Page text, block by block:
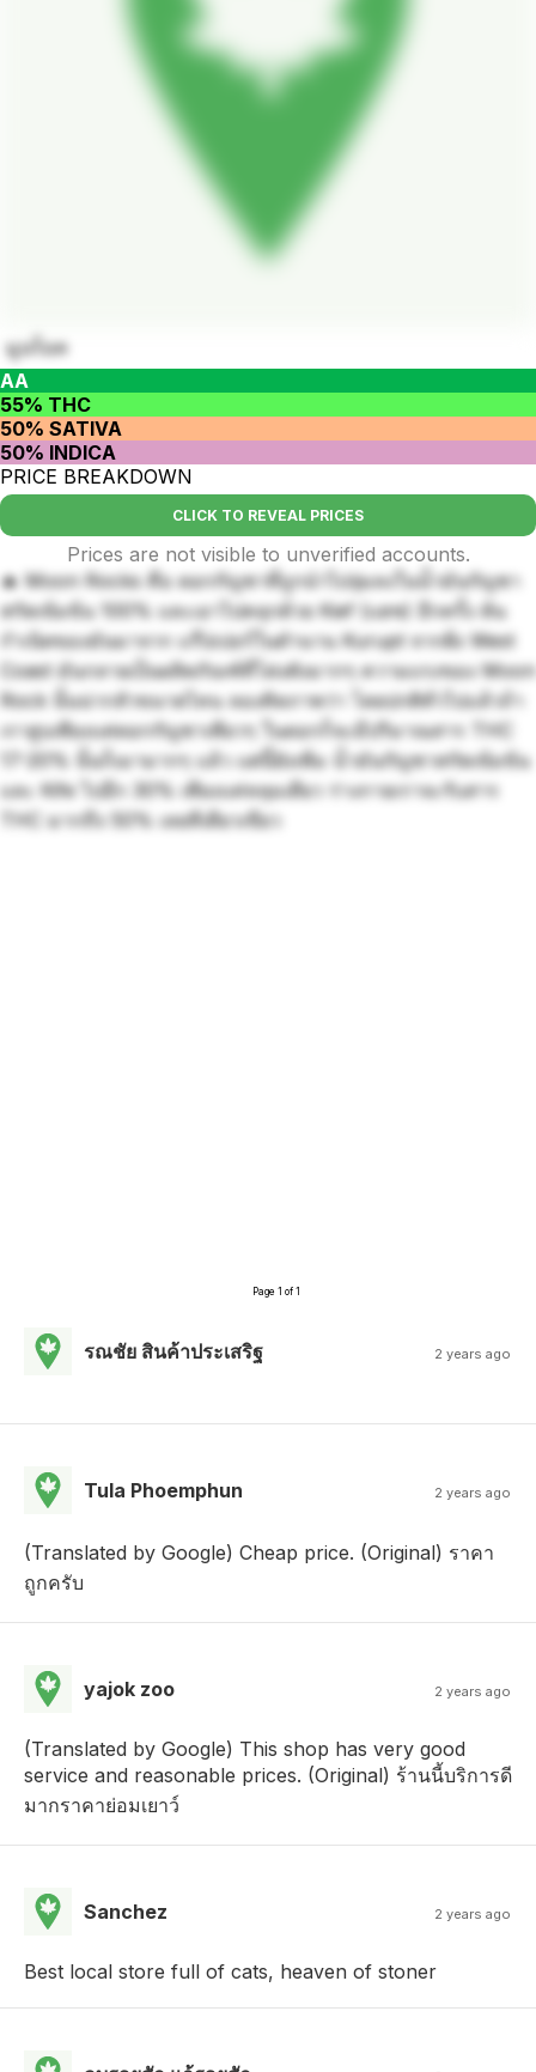
มูนร็อค
AA
55% THC
50% SATIVA
50% INDICA
PRICE BREAKDOWN
CLICK TO REVEAL PRICES
Prices are not visible to unverified accounts.
🔥 Moon Rocks คือ ดอกกัญชาที่ถูกนำไปจุ่มลงในน้ำมันกัญชา
สกัดเข้มข้น 100% และเอาไปคลุกด้วย Kief (แฮช) อีกครั้ง ต้น
กำเนิดของมันมาจาก แร๊ปเปอร์ในตำนาน Kurupt จากฝั่ง West
Coast มันกลายเป็นผลิตภัณฑ์ที่โด่งดังมากๆ ความแรงของ Moon
Rock นั้นน่ากลัวขนาดไหน ลองคิดภาพว่า โดยปกติทั่วไปแล้วถ้า
เราสูบเพียงแค่ดอกกัญชาเพียวๆ ในดอกก็จะมีปริมาณสาร THC
17-20% นั้นก็เมามากๆ แล้ว แต่นี้ยังเพิ่ม น้ำมันกัญชาสกัดเข้มข้น
และ Kife ไปอีก 30% เพียงแค่หลุมเดียว ร่างกายเราจะรับสาร
THC มากถึง 50% เลยทีเดียวเขียว
Page 1 of 1
รณชัย สินค้าประเสริฐ 2 years ago
Tula Phoemphun 2 years ago
(Translated by Google) Cheap price. (Original) ราคา
ถูกครับ
yajok zoo 2 years ago
(Translated by Google) This shop has very good
service and reasonable prices. (Original) ร้านนี้บริการดี
มากราคาย่อมเยาว์
Sanchez 2 years ago
Best local store full of cats, heaven of stoner